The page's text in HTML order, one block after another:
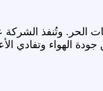
الحر. وتُنفذ الشركة
الهواء وتفادي